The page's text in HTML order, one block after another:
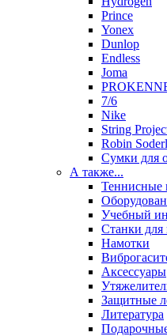
Prince
Yonex
Dunlop
Endless
Joma
7/6
Nike
String
Robin
Сумки для
А также...
Теннисные
Учебный
Станки для
Намотки
Аксессуары
Защитные
Литература